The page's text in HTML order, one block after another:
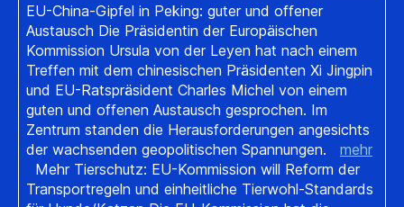
EU-China-Gipfel in Peking: guter und offener
Austausch Die Präsidentin der Europäischen
Kommission Ursula von der Leyen hat nach einem
Treffen mit dem chinesischen Präsidenten Xi Jingpin
und EU-Ratspräsident Charles Michel von einem
guten und offenen Austausch gesprochen. Im
Zentrum standen die Herausforderungen angesichts
der wachsenden geopolitischen Spannungen. mehr
Mehr Tierschutz: EU-Kommission will Reform der
Transportregeln und einheitliche Tierwohl-Standards